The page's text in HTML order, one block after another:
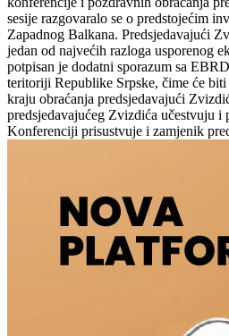
sesije razgovaralo se o predstojećim
Zapadnog Balkana. Predsjedavajući
jedan od najvećih razloga usporenog
potpisan je dodatni sporazum sa
teritoriji Republike Srpske, čime će
kraju obraćanja predsjedavajući
predsjedavajućeg Zvizdića učestvuju i
Konferenciji prisustvuje i zamjenik